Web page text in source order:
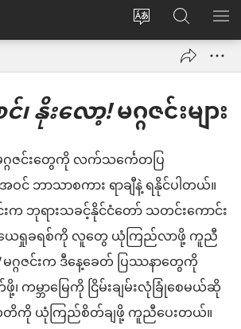
ဝ
ဆိုက်
ဘာသာစကား
ကို
ပြောင်း
ပါ
Log
in
ဖွ
နေ
ပါ
တယ်)
JW.ORG
ရှာ
၊ နိုးလော့!မဂ္ဂဇင်းများ
ဂ္ဂဇင်းတွေကို လက်သင်္ကေတပြ
င် ဘာသာစကား ရာချီနဲ့ ရနိုင်ပါတယ်။
းက ဘုရားသခင့်နိုင်ငံတော် သတင်းကောင်း
ယေရှုခရစ်ကို လူတွေ ယုံကြည်လာဖို့ ကူညီ
မဂ္ဂဇင်းက ဒီနေ့ခေတ် ပြဿနာတွေကို
ကမ္ဘာမြေကို ငြိမ်းချမ်းလုံခြုံစေမယ်ဆို
တိကို ယုံကြည်စိတ်ချဖို့ ကူညီပေးတယ်။